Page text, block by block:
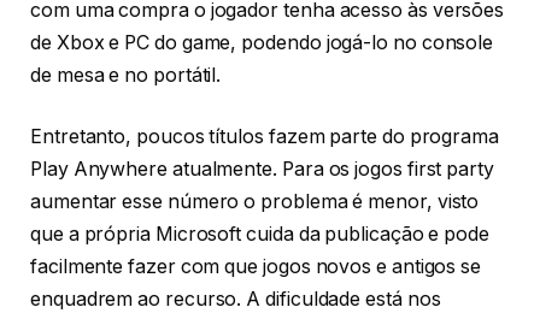
com uma compra o jogador tenha acesso às versões
de Xbox e PC do game, podendo jogá-lo no console
de mesa e no portátil.
Entretanto, poucos títulos fazem parte do programa
Play Anywhere atualmente. Para os jogos first party
aumentar esse número o problema é menor, visto
que a própria Microsoft cuida da publicação e pode
facilmente fazer com que jogos novos e antigos se
enquadrem ao recurso. A dificuldade está nos